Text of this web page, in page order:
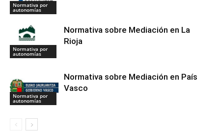
Normativa por
autonomías
Normativa por
autonomías
Normativa sobre Mediación en La
Rioja
Normativa por
autonomías
Normativa sobre Mediación en País
Vasco